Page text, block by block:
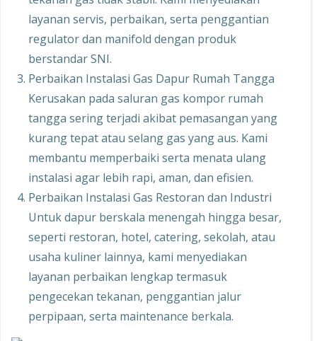
layanan servis, perbaikan, serta penggantian
regulator dan manifold dengan produk
berstandar SNI.
Perbaikan Instalasi Gas Dapur Rumah Tangga
Kerusakan pada saluran gas kompor rumah
tangga sering terjadi akibat pemasangan yang
kurang tepat atau selang gas yang aus. Kami
membantu memperbaiki serta menata ulang
instalasi agar lebih rapi, aman, dan efisien.
Perbaikan Instalasi Gas Restoran dan Industri
Untuk dapur berskala menengah hingga besar,
seperti restoran, hotel, catering, sekolah, atau
usaha kuliner lainnya, kami menyediakan
layanan perbaikan lengkap termasuk
pengecekan tekanan, penggantian jalur
perpipaan, serta maintenance berkala.